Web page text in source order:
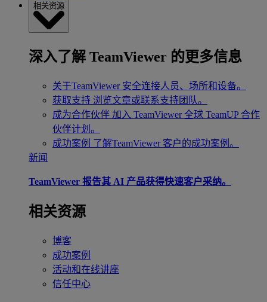
相关资源
深入了解 TeamViewer 的更多信息
关于TeamViewer 安全连接人员、场所和设备。
获取支持 浏览文章或联系支持团队。
成为合作伙伴 加入 TeamViewer 全球 TeamUP 合作
伙伴计划。
成功案例 了解TeamViewer 客户的成功案例。
新闻
TeamViewer 报告其 AI 产品获得快速客户采纳。
相关资源
博客
成功案例
活动和在线讲座
信任中心